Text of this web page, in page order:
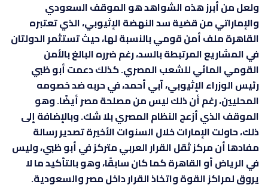
ولعل من أبرز هذه الشواهد هو الموقف السعودي
والإماراتي من قضية سد النهضة الإثيوبي، الذي تعتبره
القاهرة ملف أمن قومي بالنسبة لها، حيث تستثمر الدولتان
في المشاريع المرتبطة بالسد، رغم ضرره البالغ بالأمن
القومي المائي للشعب المصري. كذلك دعمت أبو ظبي
رئيس الوزراء الإثيوبي، آبي أحمد، في حربه ضد خصومه
المحليين، رغم أن ذلك ليس من مصلحة مصر أيضًا. وهو
الموقف الذي أزعج النظام المصري بلا شك. وبالإضافة إلى
ذلك، حاولت الإمارات خلال السنوات الأخيرة تصدير رسالة
مفادها أن مركز ثقل القرار العربي متركز في أبو ظبي، وليس
في الرياض أو القاهرة كما كان سابقًا، وهو بالتأكيد ما لا
يروق لمراكز القوة واتخاذ القرار داخل مصر والسعودية.